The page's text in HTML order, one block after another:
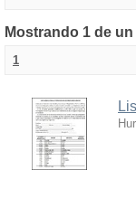
Mostrando 1 de
1